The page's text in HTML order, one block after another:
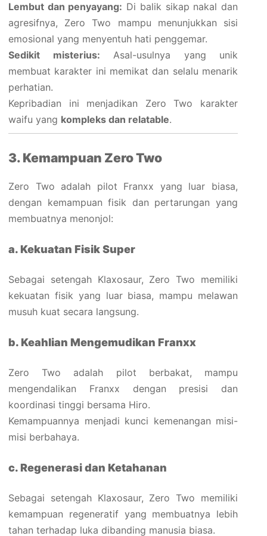
Lembut dan penyayang: Di balik sikap nakal dan
agresifnya, Zero Two mampu menunjukkan sisi
emosional yang menyentuh hati penggemar.
Sedikit misterius: Asal-usulnya yang unik
membuat karakter ini memikat dan selalu menarik
perhatian.
Kepribadian ini menjadikan Zero Two karakter
waifu yang kompleks dan relatable.
3. Kemampuan Zero Two
Zero Two adalah pilot Franxx yang luar biasa,
dengan kemampuan fisik dan pertarungan yang
membuatnya menonjol:
a. Kekuatan Fisik Super
Sebagai setengah Klaxosaur, Zero Two memiliki
kekuatan fisik yang luar biasa, mampu melawan
musuh kuat secara langsung.
b. Keahlian Mengemudikan Franxx
Zero Two adalah pilot berbakat, mampu
mengendalikan Franxx dengan presisi dan
koordinasi tinggi bersama Hiro.
Kemampuannya menjadi kunci kemenangan misi-
misi berbahaya.
c. Regenerasi dan Ketahanan
Sebagai setengah Klaxosaur, Zero Two memiliki
kemampuan regeneratif yang membuatnya lebih
tahan terhadap luka dibanding manusia biasa.